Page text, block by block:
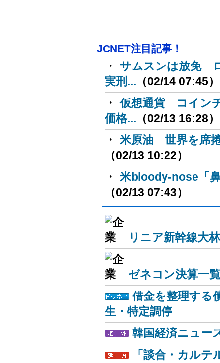
JCNET注目記事！
・
サムスンは放免
実刑... （02/14 07:45）
・ 仮想通貨 コイン
価格... （02/13 16:28）
・ 米原油 世界を席
（02/13 10:22）
・ 米bloody-nose「
（02/13 07:43）
リニア新幹線大
ゼネコン決算一
借金を整理する
生・特定調停
韓国経済ニュー
「談合・カル